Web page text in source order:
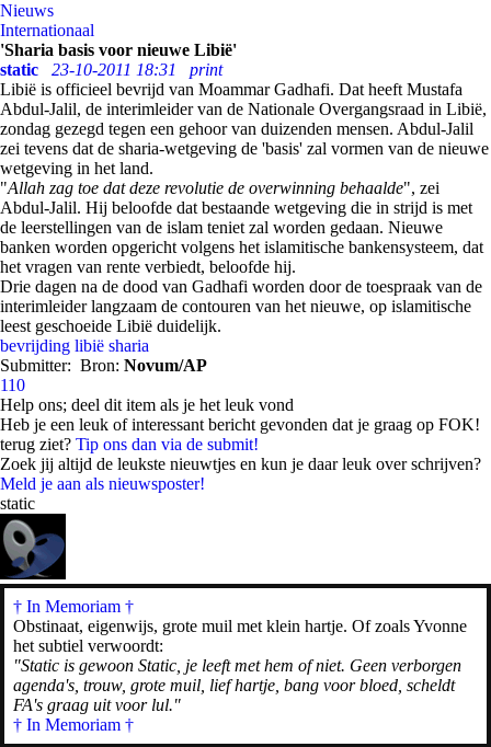
Nieuws
Internationaal
'Sharia basis voor nieuwe Libië'
static
23-10-2011 18:31
print
Libië is officieel bevrijd van Moammar Gadhafi. Dat heeft Mustafa
Abdul-Jalil, de interimleider van de Nationale Overgangsraad in Libië,
zondag gezegd tegen een gehoor van duizenden mensen. Abdul-Jalil
zei tevens dat de sharia-wetgeving de 'basis' zal vormen van de nieuwe
wetgeving in het land.
"Allah zag toe dat deze revolutie de overwinning behaalde", zei
Abdul-Jalil. Hij beloofde dat bestaande wetgeving die in strijd is met
de leerstellingen van de islam teniet zal worden gedaan. Nieuwe
banken worden opgericht volgens het islamitische bankensysteem, dat
het vragen van rente verbiedt, beloofde hij.
Drie dagen na de dood van Gadhafi worden door de toespraak van de
interimleider langzaam de contouren van het nieuwe, op islamitische
leest geschoeide Libië duidelijk.
bevrijding libië sharia
Submitter: Bron: Novum/AP
110
Help ons; deel dit item als je het leuk vond
Heb je een leuk of interessant bericht gevonden dat je graag op FOK!
terug ziet? Tip ons dan via de submit!
Zoek jij altijd de leukste nieuwtjes en kun je daar leuk over schrijven?
Meld je aan als nieuwsposter!
static
† In Memoriam †
Obstinaat, eigenwijs, grote muil met klein hartje. Of zoals Yvonne
het subtiel verwoordt:
"Static is gewoon Static, je leeft met hem of niet. Geen verborgen
agenda's, trouw, grote muil, lief hartje, bang voor bloed, scheldt
FA's graag uit voor lul."
† In Memoriam †